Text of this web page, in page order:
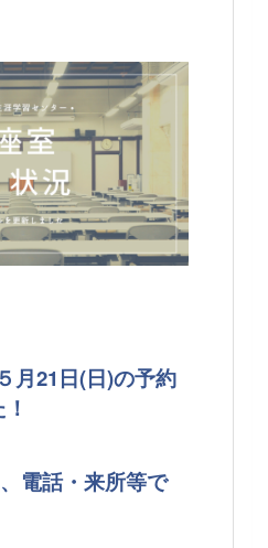
月21日(日)の予約
電話・来所等で